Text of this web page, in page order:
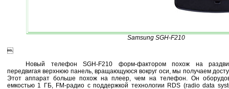
Samsung SGH-F210

Новый телефон SGH-F210 форм-фактором похож на
передвигая верхнюю панель, вращающуюся вокруг оси, мы получаем
Этот аппарат больше похож на плеер, чем на телефон. Он
емкостью 1 ГБ, FM-радио с поддержкой технологии RDS (radio data